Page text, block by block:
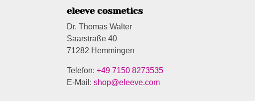
eleeve cosmetics
Dr. Thomas Walter
Saarstraße 40
71282 Hemmingen
Telefon:+49 7150 8273535
E-Mail:shop@eleeve.com